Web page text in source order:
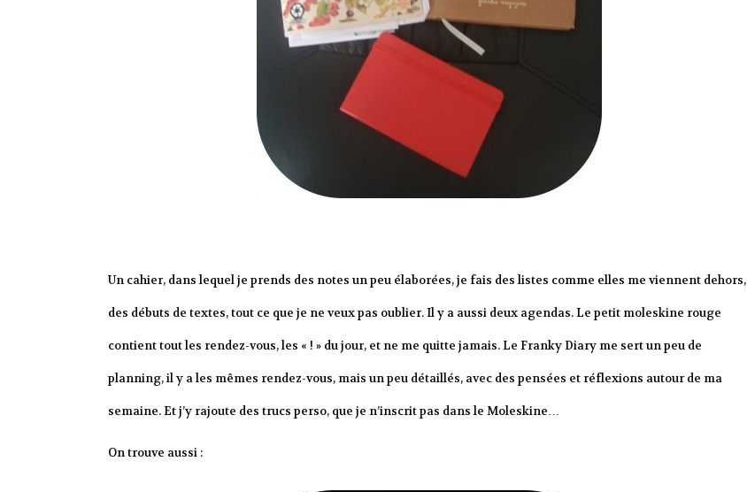
Un cahier, dans lequel je prends des notes un peu élaborées, je fais des listes comme elles me viennent dehors,
des débuts de textes, tout ce que je ne veux pas oublier. Il y a aussi deux agendas. Le petit moleskine rouge
contient tout les rendez-vous, les « ! » du jour, et ne me quitte jamais. Le Franky Diary me sert un peu de
planning, il y a les mêmes rendez-vous, mais un peu détaillés, avec des pensées et réflexions autour de ma
semaine. Et j’y rajoute des trucs perso, que je n’inscrit pas dans le Moleskine…
On trouve aussi :